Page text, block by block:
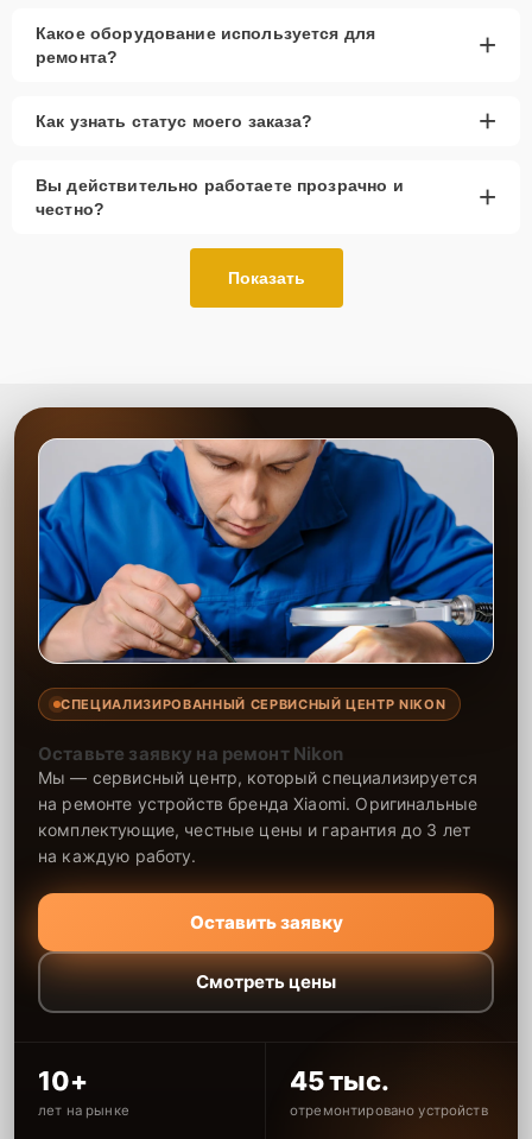
Какое оборудование используется для
ремонта?
+
Как узнать статус моего заказа? +
Вы действительно работаете прозрачно и
честно?
+
Показать
СПЕЦИАЛИЗИРОВАННЫЙ СЕРВИСНЫЙ ЦЕНТР NIKON
Оставьте заявку на ремонт Nikon
Мы — сервисный центр, который специализируется
на ремонте устройств бренда Xiaomi. Оригинальные
комплектующие, честные цены и гарантия до 3 лет
на каждую работу.
Оставить заявку
Смотреть цены
10+
лет на рынке
45 тыс.
отремонтировано устройств